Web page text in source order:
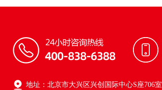
地址：北京市大兴区兴创国际中心S座706室